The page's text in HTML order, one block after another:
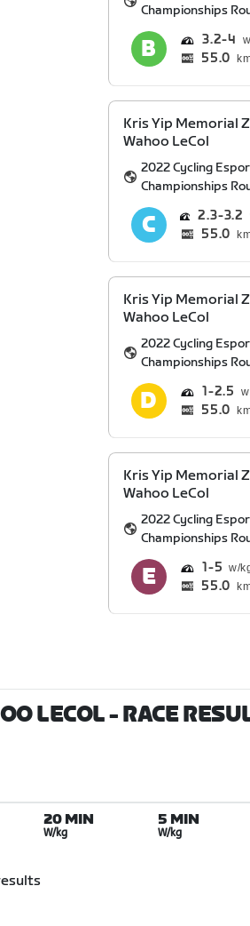
Championships
3.2 4
55.0
Kris Yip Memorial
Wahoo LeCol
2022 Cycling
Championships
2.3 3.2
55.0
Kris Yip Memorial
Wahoo LeCol
2022 Cycling
Championships
1 2.5
55.0
Kris Yip Memorial
Wahoo LeCol
2022 Cycling
Championships
1 5
55.0
LECOL- RACE
20 MIN
W/kg
5 MIN
W/kg